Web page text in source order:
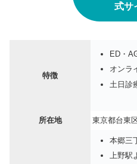
式サ
特徴
ED・
オンラ
土日診
所在地 東京都台東
本郷三
上野駅